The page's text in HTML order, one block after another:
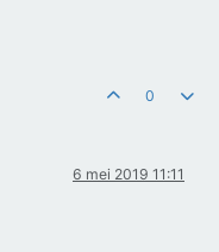
0
6 mei 2019 11:11